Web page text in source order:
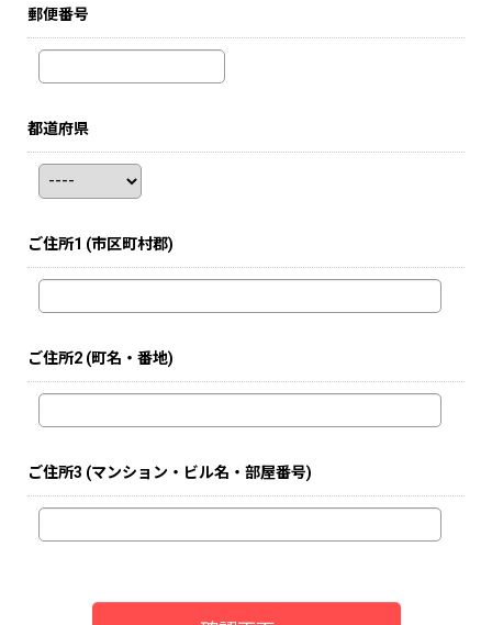
郵便番号
都道府県
ご住所1 (市区町村郡)
ご住所2 (町名・番地)
ご住所3 (マンション・ビル名・部屋番号)